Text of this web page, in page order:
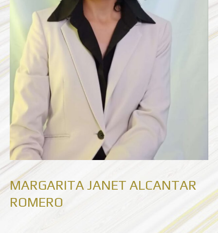
MARGARITA JANET ALCANTAR
ROMERO